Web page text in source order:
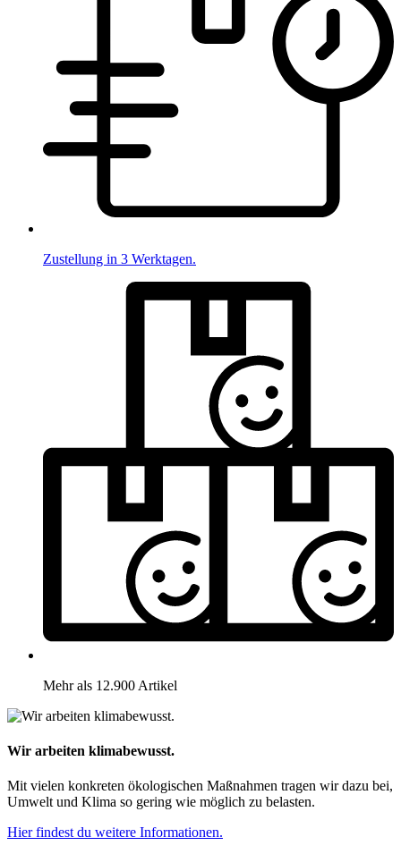
Zustellung in 3 Werktagen.
Mehr als 12.900 Artikel
Wir arbeiten klimabewusst.
Mit vielen konkreten ökologischen Maßnahmen tragen wir dazu bei,
Umwelt und Klima so gering wie möglich zu belasten.
Hier findest du weitere Informationen.